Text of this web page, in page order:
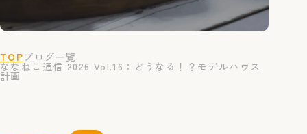
TOPブログ一覧
ななねこ通信 2026 Vol.16：どうなる！？モデルハウス
計画